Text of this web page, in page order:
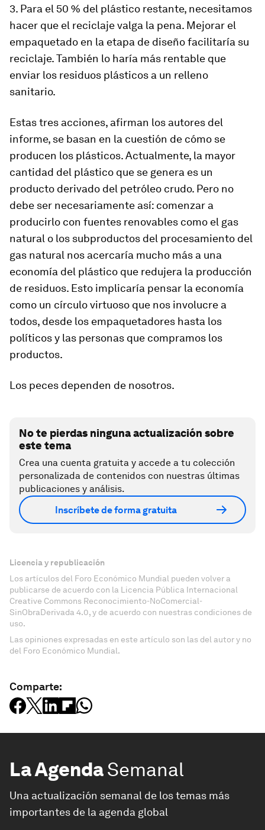
3. Para el 50 % del plástico restante, necesitamos
hacer que el reciclaje valga la pena. Mejorar el
empaquetado en la etapa de diseño facilitaría su
reciclaje. También lo haría más rentable que
enviar los residuos plásticos a un relleno
sanitario.
Estas tres acciones, afirman los autores del
informe, se basan en la cuestión de cómo se
producen los plásticos. Actualmente, la mayor
cantidad del plástico que se genera es un
producto derivado del petróleo crudo. Pero no
debe ser necesariamente así: comenzar a
producirlo con fuentes renovables como el gas
natural o los subproductos del procesamiento del
gas natural nos acercaría mucho más a una
economía del plástico que redujera la producción
de residuos. Esto implicaría pensar la economía
como un círculo virtuoso que nos involucre a
todos, desde los empaquetadores hasta los
políticos y las personas que compramos los
productos.
Los peces dependen de nosotros.
No te pierdas ninguna actualización sobre
este tema
Crea una cuenta gratuita y accede a tu colección
personalizada de contenidos con nuestras últimas
publicaciones y análisis.
Inscríbete de forma gratuita
Licencia y republicación
Los artículos del Foro Económico Mundial pueden volver a
publicarse de acuerdo con la Licencia Pública Internacional
Creative Commons Reconocimiento-NoComercial-
SinObraDerivada 4.0, y de acuerdo con nuestras condiciones de
uso.
Las opiniones expresadas en este artículo son las del autor y no
del Foro Económico Mundial.
Comparte:
La AgendaSemanal
Una actualización semanal de los temas más
importantes de la agenda global